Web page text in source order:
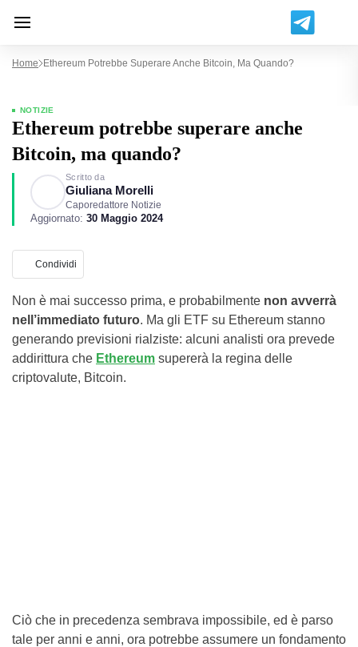
Home Ethereum Potrebbe Superare Anche Bitcoin, Ma Quando?
NOTIZIE
Ethereum potrebbe superare anche
Bitcoin, ma quando?
Scritto da
Giuliana Morelli
Caporedattore Notizie
Aggiornato: 30 Maggio 2024
Condividi
Non è mai successo prima, e probabilmente non avverrà
nell’immediato futuro. Ma gli ETF su Ethereum stanno
generando previsioni rialziste: alcuni analisti ora prevede
addirittura che Ethereum supererà la regina delle
criptovalute, Bitcoin.
Ciò che in precedenza sembrava impossibile, ed è parso
tale per anni e anni, ora potrebbe assumere un fondamento